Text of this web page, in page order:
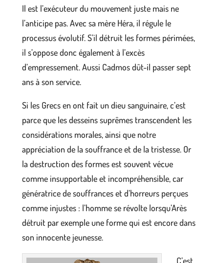
Il est l’exécuteur du mouvement juste mais ne
l’anticipe pas. Avec sa mère Héra, il régule le
processus évolutif. S’il détruit les formes périmées,
il s’oppose donc également à l’excès
d’empressement. Aussi Cadmos dût-il passer sept
ans à son service.
Si les Grecs en ont fait un dieu sanguinaire, c’est
parce que les desseins suprêmes transcendent les
considérations morales, ainsi que notre
appréciation de la souffrance et de la tristesse. Or
la destruction des formes est souvent vécue
comme insupportable et incompréhensible, car
génératrice de souffrances et d’horreurs perçues
comme injustes : l’homme se révolte lorsqu’Arès
détruit par exemple une forme qui est encore dans
son innocente jeunesse.
C’est